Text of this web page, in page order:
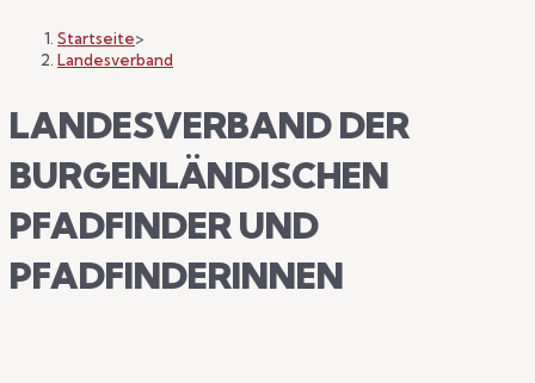
Startseite>
Landesverband
LANDESVERBAND DER
BURGENLÄNDISCHEN
PFADFINDER UND
PFADFINDERINNEN